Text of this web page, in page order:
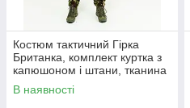
Костюм тактичний Гірка
Британка, комплект куртка з
капюшоном і штани, тканина
ріп-стоп
водовідштовхувальна
В наявності